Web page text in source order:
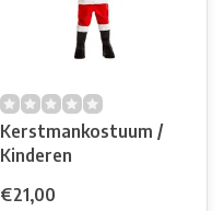
Kerstmankostuum /
Kinderen
€21,00